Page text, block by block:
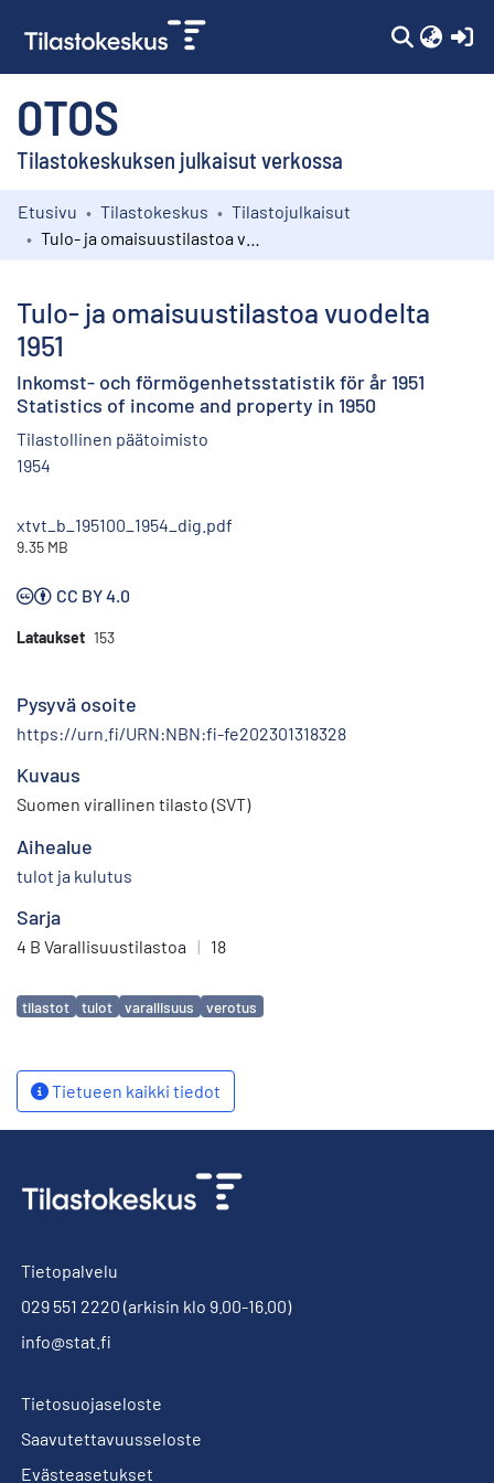
OTOS
Tilastokeskuksen julkaisut verkossa
Kokoelmat
Etusivu Tilastokeskus
Tilastojulkaisut
Tulo- ja omaisuustilastoa vuodelta
1951
Inkomst- och förmögenhetsstatistik för år 1951
Statistics of income and property in 1950
Tilastollinen päätoimisto
1954
xtvt_b_195100_1954_dig.pdf
9.35 MB
CC BY 4.0
Lataukset 153
Pysyvä osoite
https://urn.fi/URN:NBN:fi-fe202301318328
Kuvaus
Suomen virallinen tilasto (SVT)
Aihealue
tulot ja kulutus
Sarja
4 B Varallisuustilastoa | 18
Avainsanat
tilastot tulot varallisuus verotus
Tietueen kaikki tiedot
Tietopalvelu
029 551 2220 (arkisin klo 9.00-16.00)
info@stat.fi
Tietosuojaseloste
Saavutettavuusseloste
Evästeasetukset